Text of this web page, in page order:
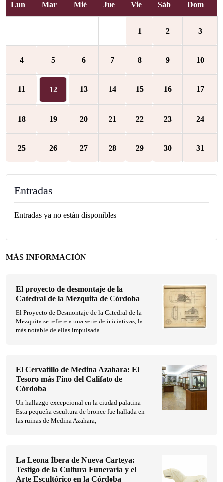
Lun Mar Mié Jue Vie Sáb Dom
1 2 3
4 5 6 7 8 9 10
11 12 13 14 15 16 17
18 19 20 21 22 23 24
25 26 27 28 29 30 31
Entradas
Entradas ya no están disponibles
MÁS INFORMACIÓN
El proyecto de desmontaje de la
Catedral de la Mezquita de Córdoba
El Proyecto de Desmontaje de la Catedral de la
Mezquita se refiere a una serie de iniciativas, la
más notable de ellas impulsada
El Cervatillo de Medina Azahara: El
Tesoro más Fino del Califato de
Córdoba
Un hallazgo excepcional en la ciudad palatina
Esta pequeña escultura de bronce fue hallada en
las ruinas de Medina Azahara,
La Leona Íbera de Nueva Carteya:
Testigo de la Cultura Funeraria y el
Arte Escultórico en la Córdoba